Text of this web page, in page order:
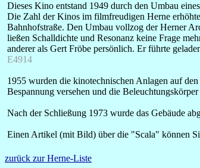
Dieses Kino entstand 1949 durch den Umbau
Die Zahl der Kinos im filmfreudigen Herne
Bahnhofstraße. Den Umbau vollzog der Herner
ließen Schalldichte und Resonanz keine Frage
anderer als Gert Fröbe persönlich. Er führte
E4914
1955 wurden die kinotechnischen Anlagen auf
Bespannung versehen und die
Nach der Schließung 1973 wurde das Gebäude
Einen Artikel (mit Bild) über die "Scala" können
zurück zur Herne-Liste